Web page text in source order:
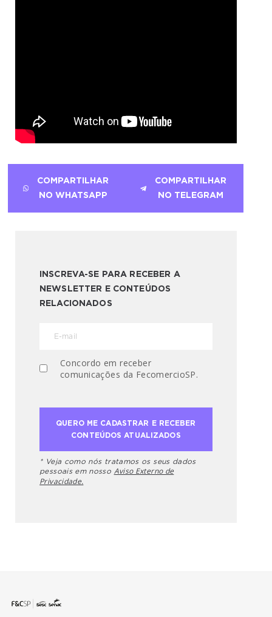
COMPARTILHAR
NO WHATSAPP
COMPARTILHAR
NO TELEGRAM
INSCREVA-SE PARA RECEBER A
NEWSLETTER E CONTEÚDOS
RELACIONADOS
Concordo em receber
comunicações da FecomercioSP.
* Veja como nós tratamos os seus dados
pessoais em nosso Aviso Externo de
Privacidade.